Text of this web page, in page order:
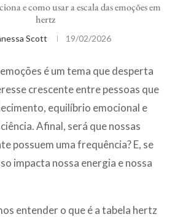
e como usar a escala das emoções em
hertz
Scott 19/02/2026
é um tema que desperta
crescente entre pessoas que
equilíbrio emocional e
Afinal, será que nossas
possuem uma frequência? E, se
impacta nossa energia e nossa
entender o que é a tabela hertz